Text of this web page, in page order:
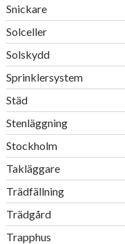
Snickare
Solceller
Solskydd
Sprinklersystem
Städ
Stenläggning
Stockholm
Takläggare
Trädfällning
Trädgård
Trapphus